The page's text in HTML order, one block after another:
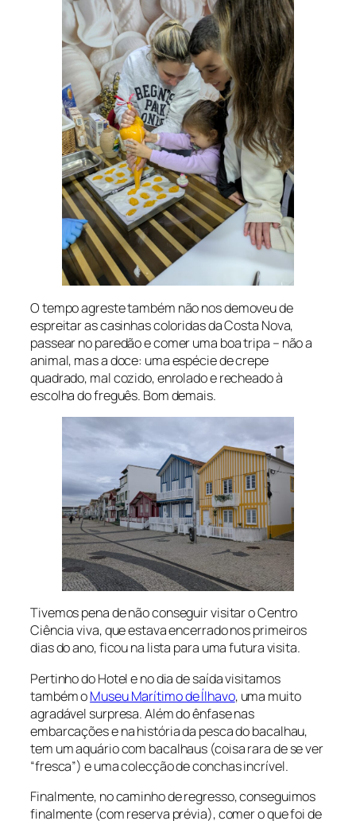
O tempo agreste também não nos demoveu de
espreitar as casinhas coloridas da Costa Nova,
passear no paredão e comer uma boa tripa – não a
animal, mas a doce: uma espécie de crepe
quadrado, mal cozido, enrolado e recheado à
escolha do freguês. Bom demais.
Tivemos pena de não conseguir visitar o Centro
Ciência viva, que estava encerrado nos primeiros
dias do ano, ficou na lista para uma futura visita.
Pertinho do Hotel e no dia de saída visitamos
também oMuseu Marítimo de Ílhavo, uma muito
agradável surpresa. Além do ênfase nas
embarcações e na história da pesca do bacalhau,
tem um aquário com bacalhaus (coisa rara de se ver
“fresca”) e uma colecção de conchas incrível.
Finalmente, no caminho de regresso, conseguimos
finalmente (com reserva prévia), comer o que foi de